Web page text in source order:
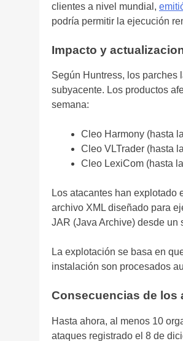
clientes a nivel mundial,
podría permitir la ejecución
Impacto y
Según Huntress, los parches
subyacente. Los productos
semana:
Cleo Harmony (hasta
Cleo VLTrader (hasta
Cleo LexiCom (hasta
Los atacantes han explotado
archivo XML diseñado para
JAR (Java Archive) desde un
La explotación se basa en
instalación son procesados
Consecuencias de los
Hasta ahora, al menos 10
ataques registrado el 8 de